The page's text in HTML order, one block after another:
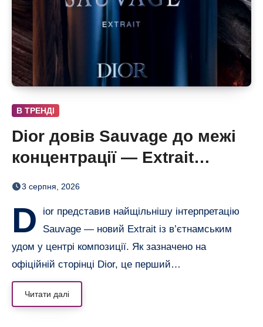
В ТРЕНДІ
Dior довів Sauvage до межі
концентрації — Extrait
дозріває 42 дні
3 серпня, 2026
D
ior представив найщільнішу інтерпретацію
Sauvage — новий Extrait із в’єтнамським
удом у центрі композиції. Як зазначено на
офіційній сторінці Dior, це перший…
Читати далі